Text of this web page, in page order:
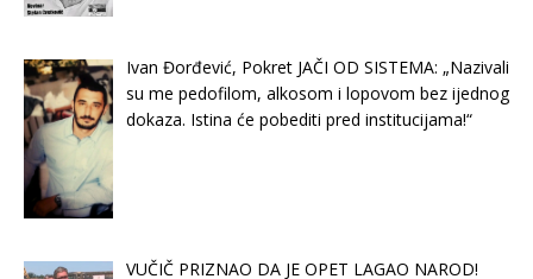
Ivan Đorđević, Pokret JAČI OD SISTEMA: „Nazivali
su me pedofilom, alkosom i lopovom bez ijednog
dokaza. Istina će pobediti pred institucijama!“
VUČIČ PRIZNAO DA JE OPET LAGAO NAROD!